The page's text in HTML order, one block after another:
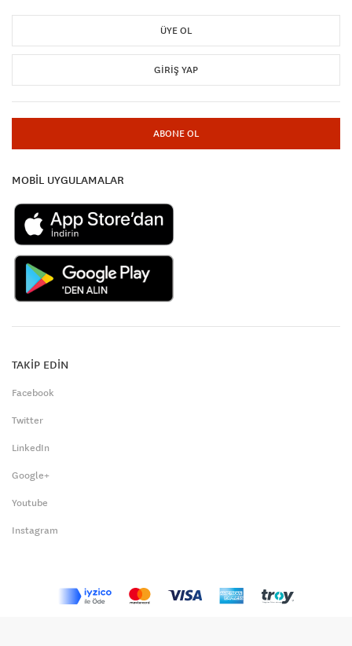
ÜYE OL
GIRIŞ YAP
ABONE OL
MOBİL UYGULAMALAR
TAKİP EDİN
Facebook
Twitter
LinkedIn
Google+
Youtube
Instagram